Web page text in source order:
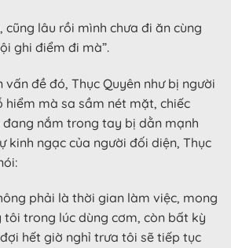
cũng lâu rồi mình chưa đi ăn cùng
ghi điểm đi mà”.
vấn đề đó, Thục Quyên như bị người
hiểm mà sa sầm nét mặt, chiếc
nắm trong tay bị dằn mạnh
kinh ngạc của người đối diện, Thục
phải là thời gian làm việc, mong
trong lúc dùng cơm, còn bất kỳ
hết giờ nghỉ trưa tôi sẽ tiếp tục